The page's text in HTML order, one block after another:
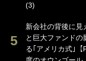
(3)
新会社の背後に見
と巨大ファンドの
る｢アメリカ式｣【